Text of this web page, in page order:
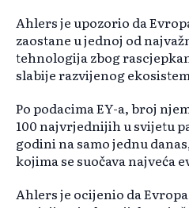
Ahlers je upozorio da
zaostane u jednoj od
tehnologija zbog
slabije razvijenog
Po podacima EY-a, broj
100 najvrjednijih u svijetu
godini na samo jednu
kojima se suočava najveća
Ahlers je ocijenio da